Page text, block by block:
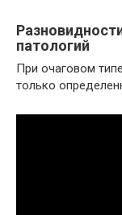
патологий
При очаговом
только